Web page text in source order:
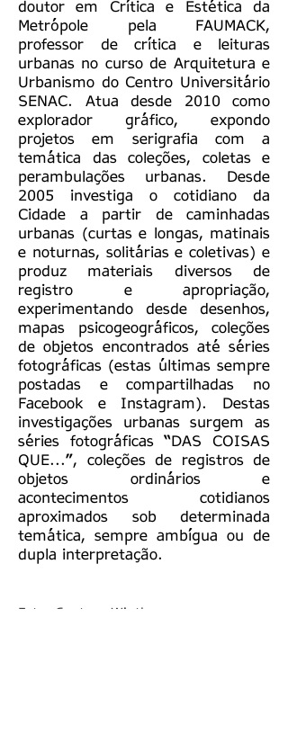
doutor em Crítica e Estética da
Metrópole pela FAUMACK,
professor de crítica e leituras
urbanas no curso de Arquitetura e
Urbanismo do Centro Universitário
SENAC. Atua desde 2010 como
explorador gráfico, expondo
projetos em serigrafia com a
temática das coleções, coletas e
perambulações urbanas. Desde
2005 investiga o cotidiano da
Cidade a partir de caminhadas
urbanas (curtas e longas, matinais
e noturnas, solitárias e coletivas) e
produz materiais diversos de
registro e apropriação,
experimentando desde desenhos,
mapas psicogeográficos, coleções
de objetos encontrados até séries
fotográficas (estas últimas sempre
postadas e compartilhadas no
Facebook e Instagram). Destas
investigações urbanas surgem as
séries fotográficas “DAS COISAS
QUE...”, coleções de registros de
objetos ordinários e
acontecimentos cotidianos
aproximados sob determinada
temática, sempre ambígua ou de
dupla interpretação.